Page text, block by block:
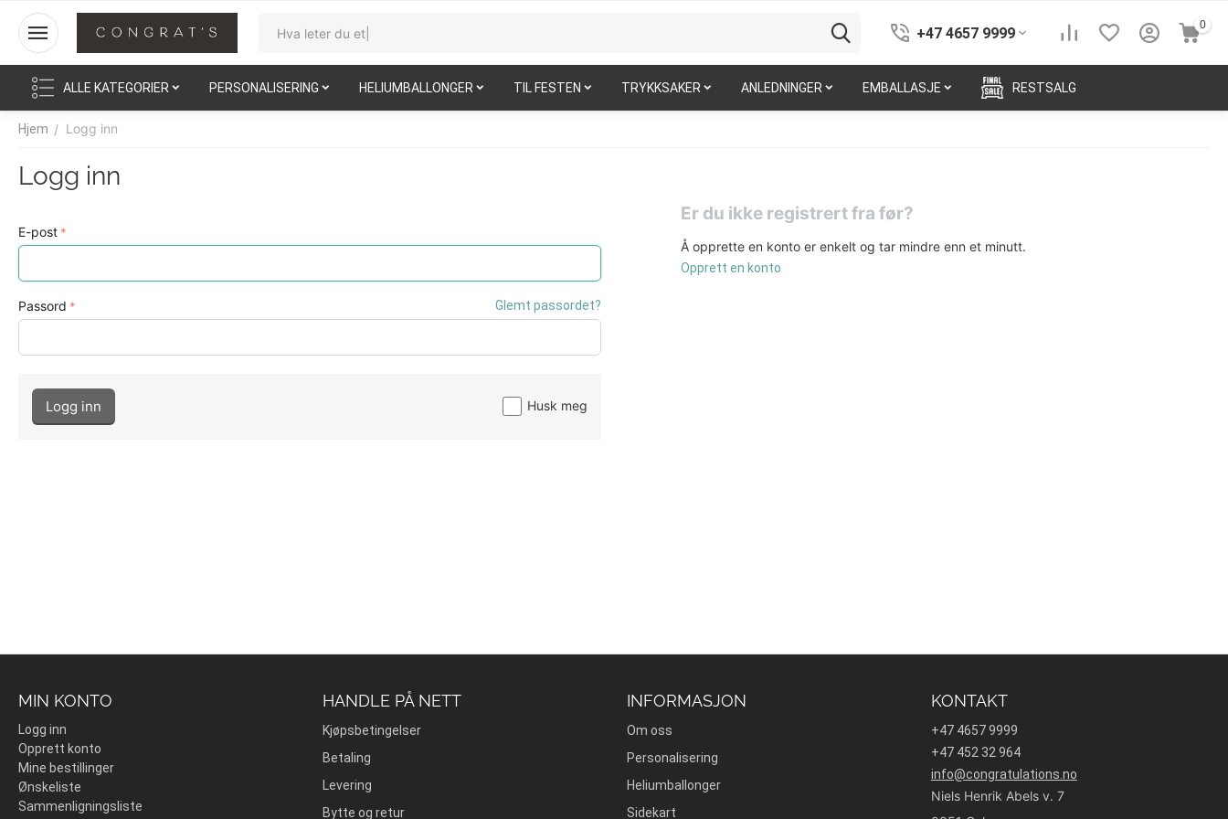
+47 4657 9999 0
ALLE KATEGORIER PERSONALISERING HELIUMBALLONGER TIL FESTEN TRYKKSAKER ANLEDNINGER EMBALLASJE RESTSALG
Hjem / Logg inn
Logg inn
E-post
Passord Glemt passordet?
Husk meg
Logg inn
Er du ikke registrert fra før?
Å opprette en konto er enkelt og tar mindre enn et minutt.
Opprett en konto
MIN KONTO
Logg inn
Opprett konto
Mine bestillinger
Ønskeliste
Sammenligningsliste
HANDLE PÅ NETT
Kjøpsbetingelser
Betaling
Levering
Bytte og retur
INFORMASJON
Om oss
Personalisering
Heliumballonger
Sidekart
KONTAKT
+47 4657 9999
+47 452 32 964
info@congratulations.no
Niels Henrik Abels v. 7